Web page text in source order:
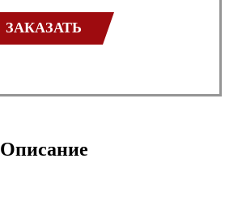
ЗАКАЗАТЬ
Описание